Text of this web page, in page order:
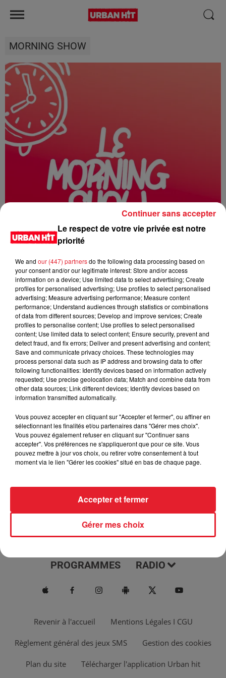
MORNING SHOW
0:00 3 min 17 sec
4 juin 2026 - 3 min 17 sec
MORNING SHOW 08H45 du 04.06.2026
Le Morning Show
ACTUS MUSIQUES
PROGRAMMES RADIO
Revenir à l'accueil Mentions Légales I CGU
Règlement général des jeux SMS Gestion des cookies
Plan du site Télécharger l'application Urban hit
Le respect de votre vie privée est notre
priorité
We and our (447) partnersdo the following data processing based on
your consent and/or our legitimate interest: Store and/or access
information on a device; Use limited data to select advertising; Create
profiles for personalised advertising; Use profiles to select personalised
advertising; Measure advertising performance; Measure content
performance; Understand audiences through statistics or combinations
of data from different sources; Develop and improve services; Create
profiles to personalise content; Use profiles to select personalised
content; Use limited data to select content; Ensure security, prevent and
detect fraud, and fix errors; Deliver and present advertising and content;
Save and communicate privacy choices. These technologies may
process personal data such as IP address and browsing data to offer
following functionalities: Identify devices based on information actively
requested; Use precise geolocation data; Match and combine data from
other data sources; Link different devices; Identify devices based on
information transmitted automatically.
Vous pouvez accepter en cliquant sur "Accepter et fermer", ou affiner en
sélectionnant les finalités et/ou partenaires dans "Gérer mes choix".
Vous pouvez également refuser en cliquant sur "Continuer sans
accepter". Vos préférences ne s'appliqueront que pour ce site. Vous
pouvez mettre à jour vos choix, ou retirer votre consentement à tout
moment via le lien "Gérer les cookies" situé en bas de chaque page.
Gérer mes choix
Accepter et fermer
Continuer sans accepter